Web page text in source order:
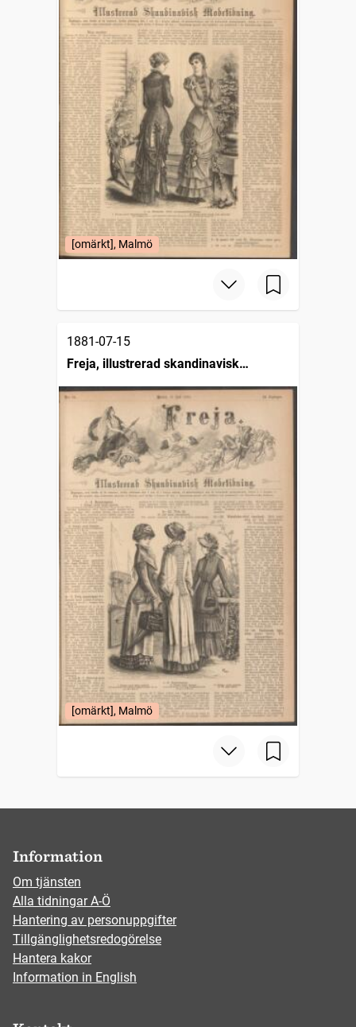
[omärkt], Malmö
1881-07-15
Freja, illustrerad skandinavisk
modetidning
[omärkt], Malmö
Information
Om tjänsten
Alla tidningar A-Ö
Hantering av personuppgifter
Tillgänglighetsredogörelse
Hantera kakor
Information in English